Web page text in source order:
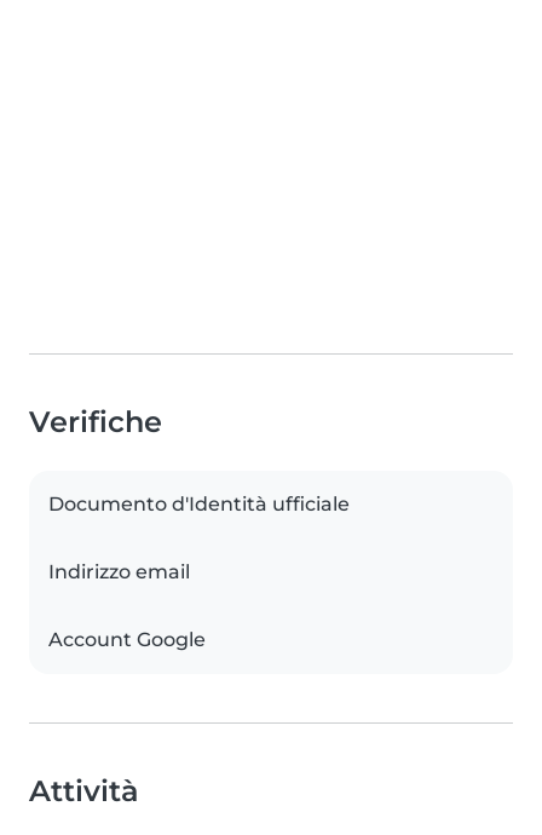
Verifiche
Documento d'Identità ufficiale
Indirizzo email
Account Google
Attività